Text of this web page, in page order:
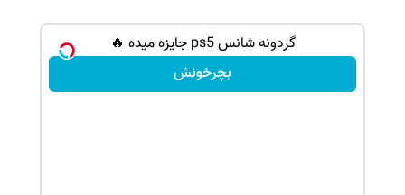
گردونه شانس ps5 جایزه میده 🔥
بچرخونش